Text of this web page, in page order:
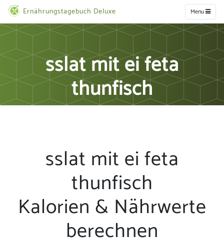
Ernährungstagebuch Deluxe Menu
sslat mit ei feta
thunfisch
sslat mit ei feta
thunfisch
Kalorien & Nährwerte
berechnen